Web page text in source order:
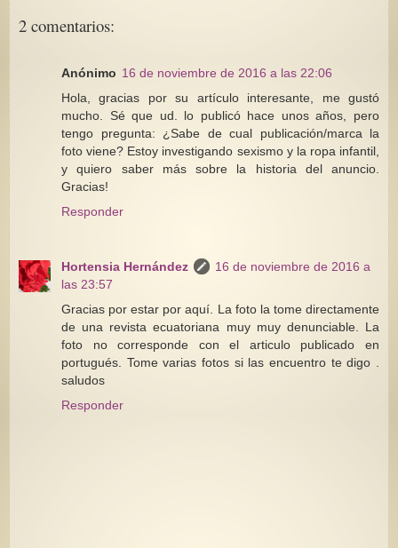
2 comentarios:
Anónimo 16 de noviembre de 2016 a las 22:06
Hola, gracias por su artículo interesante, me gustó
mucho. Sé que ud. lo publicó hace unos años, pero
tengo pregunta: ¿Sabe de cual publicación/marca la
foto viene? Estoy investigando sexismo y la ropa infantil,
y quiero saber más sobre la historia del anuncio.
Gracias!
Responder
Hortensia Hernández
16 de noviembre de 2016 a
las 23:57
Gracias por estar por aquí. La foto la tome directamente
de una revista ecuatoriana muy muy denunciable. La
foto no corresponde con el articulo publicado en
portugués. Tome varias fotos si las encuentro te digo .
saludos
Responder